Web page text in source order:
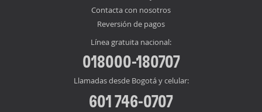
Contacta con nosotros
Reversión de pagos
Línea gratuita nacional:
018000-180707
Llamadas desde Bogotá y celular:
601 746-0707